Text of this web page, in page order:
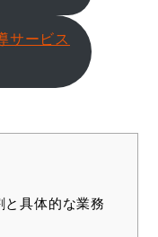
サービス
具体的な業務